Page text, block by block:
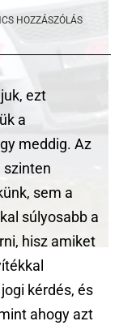
HOZZÁSZÓLÁS
ezt
a
meddig. Az
szinten
sem a
súlyosabb a
hisz amiket
kérdés, és
ahogy azt